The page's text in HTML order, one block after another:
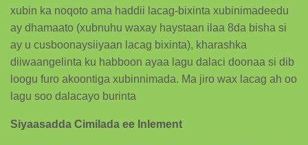
xubin ka noqoto ama haddii lacag-bixinta xubinimadeedu
ay dhamaato (xubnuhu waxay haystaan ​​ilaa 8da bisha si
ay u cusboonaysiiyaan lacag bixinta), kharashka
diiwaangelinta ku habboon ayaa lagu dalaci doonaa si dib
loogu furo akoontiga xubinnimada. Ma jiro wax lacag ah oo
lagu soo dalacayo burinta
Siyaasadda Cimilada ee Inlement